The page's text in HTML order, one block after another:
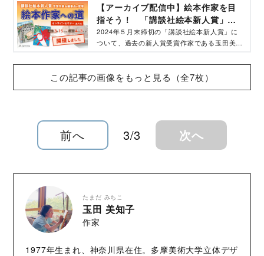
【アーカイブ配信中】絵本作家を目
指そう！ 「講談社絵本新人賞」オ
ンラインセミナー -
2024年５月末締切の「講談社絵本新人賞」に
ついて、過去の新人賞受賞作家である玉田美知
太一郎編集長に話をうかがうオンラインイベン
トを開催します。講談社絵本新人賞に応募され
この記事の画像をもっと見る（全7枚）
前へ 3/3 次へ
たまだ みちこ
玉田 美知子
作家
1977年生まれ、神奈川県在住。多摩美術大学立体デザ